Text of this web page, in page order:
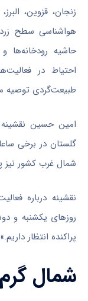
زنجان، قزوین،
هواشناسی سطح
حاشیه رودخانه‌ها
احتیاط در
طبیعت‌گردی توصیه
امین حسین نقشینه
گلستان در برخی
شمال غرب کشور
نقشینه درباره
روز‌های یکشنبه و
پراکنده انتظار داریم.»
شمال